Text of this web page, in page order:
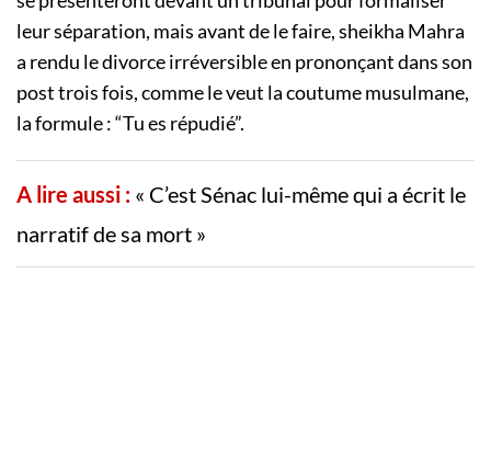
leur séparation, mais avant de le faire, sheikha Mahra
a rendu le divorce irréversible en prononçant dans son
post trois fois, comme le veut la coutume musulmane,
la formule : “Tu es répudié”.
A lire aussi : « C’est Sénac lui-même qui a écrit le
narratif de sa mort »